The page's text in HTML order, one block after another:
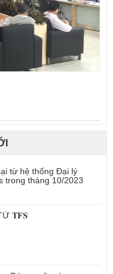
từ hệ thống Đại lý
trong tháng 10/2023
𝐓𝐅𝐒